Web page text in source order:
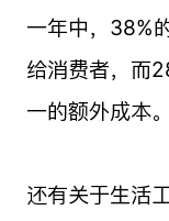
一年中，38%
给消费者，而
一的额外成本。
还有关于生活